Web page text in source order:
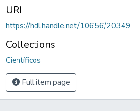
URI
https://hdl.handle.net/10656/20349
Collections
Científicos
Full item page